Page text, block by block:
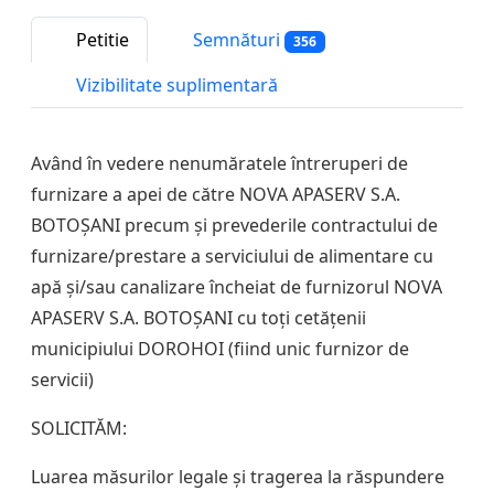
Petitie Semnături 356
Vizibilitate suplimentară
Având în vedere nenumăratele întreruperi de
furnizare a apei de către NOVA APASERV S.A.
BOTOȘANI precum și prevederile contractului de
furnizare/prestare a serviciului de alimentare cu
apă și/sau canalizare încheiat de furnizorul NOVA
APASERV S.A. BOTOȘANI cu toți cetățenii
municipiului DOROHOI (fiind unic furnizor de
servicii)
SOLICITĂM:
Luarea măsurilor legale și tragerea la răspundere